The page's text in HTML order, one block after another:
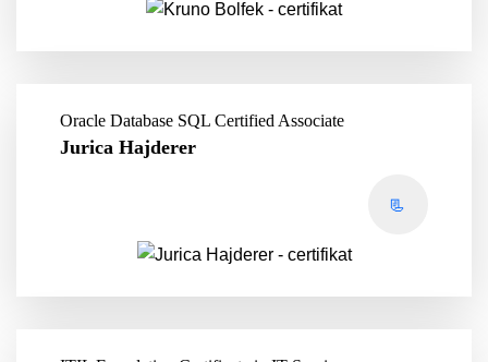
Oracle Database SQL Certified Associate
Jurica Hajderer
📃